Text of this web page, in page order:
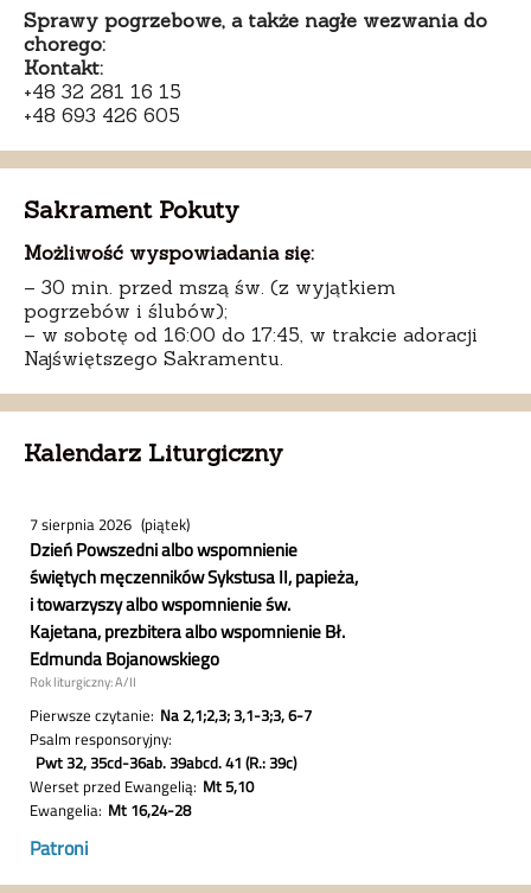
Sprawy pogrzebowe, a także nagłe wezwania do
chorego:
Kontakt:
+48 32 281 16 15
+48 693 426 605
Sakrament Pokuty
Możliwość wyspowiadania się:
– 30 min. przed mszą św. (z wyjątkiem
pogrzebów i ślubów);
– w sobotę od 16:00 do 17:45, w trakcie adoracji
Najświętszego Sakramentu.
Kalendarz Liturgiczny